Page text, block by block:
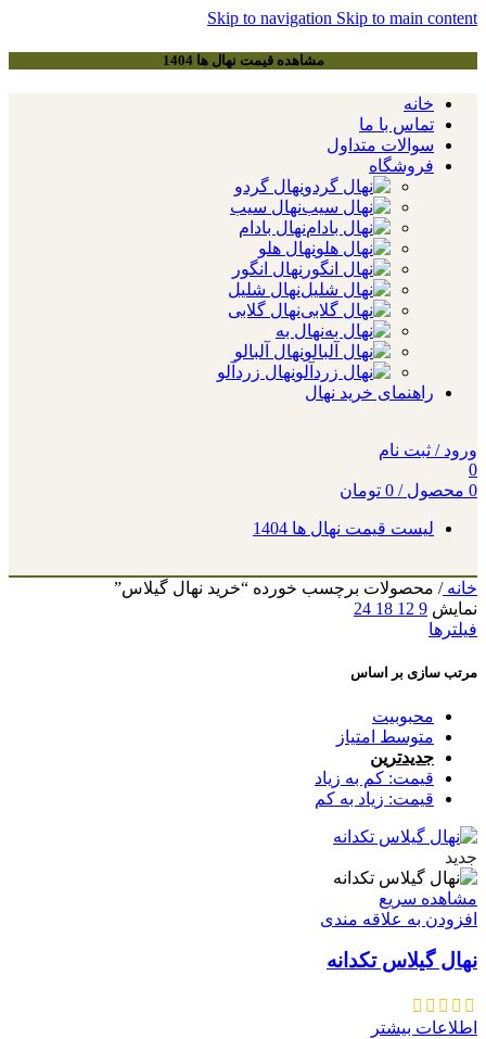
Skip to navigation Skip to main content
مشاهده قیمت نهال ها 1404
خانه
تماس با ما
سوالات متداول
فروشگاه
نهال گردو
نهال سیب
نهال بادام
نهال هلو
نهال انگور
نهال شلیل
نهال گلابی
نهال به
نهال آلبالو
نهال زردآلو
راهنمای خرید نهال
ورود / ثبت نام
0
0 محصول /
0 تومان
لیست قیمت نهال ها 1404
خانه/ محصولات برچسب خورده “خرید نهال گیلاس”
نمایش 9
12
18
24
فیلترها
مرتب سازی بر اساس
محبوبیت
متوسط امتیاز
جدیدترین
قیمت: کم به زیاد
قیمت: زیاد به کم
جدید
مشاهده سریع
افزودن به علاقه مندی
نهال گیلاس تکدانه
اطلاعات بیشتر